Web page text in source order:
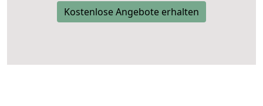
Kostenlose Angebote erhalten